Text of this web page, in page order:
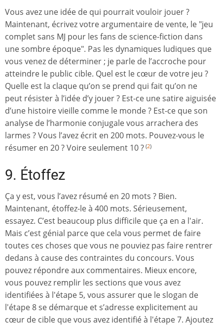
Vous avez une idée de qui pourrait vouloir jouer ?
Maintenant, écrivez votre argumentaire de vente, le "jeu
complet sans MJ pour les fans de science-fiction dans
une sombre époque". Pas les dynamiques ludiques que
vous venez de déterminer ; je parle de l’accroche pour
atteindre le public cible. Quel est le cœur de votre jeu ?
Quelle est la claque qu’on se prend qui fait qu’on ne
peut résister à l’idée d’y jouer ? Est-ce une satire aiguisée
d’une histoire vieille comme le monde ? Est-ce que son
analyse de l’harmonie conjugale vous arrachera des
larmes ? Vous l’avez écrit en 200 mots. Pouvez-vous le
résumer en 20 ? Voire seulement 10 ? (2)
9. Étoffez
Ça y est, vous l’avez résumé en 20 mots ? Bien.
Maintenant, étoffez-le à 400 mots. Sérieusement,
essayez. C’est beaucoup plus difficile que ça en a l'air.
Mais c’est génial parce que cela vous permet de faire
toutes ces choses que vous ne pouviez pas faire rentrer
dedans à cause des contraintes du concours. Vous
pouvez répondre aux commentaires. Mieux encore,
vous pouvez remplir les sections que vous avez
identifiées à l'étape 5, vous assurer que le slogan de
l'étape 8 se démarque et s’adresse explicitement au
cœur de cible que vous avez identifié à l'étape 7. Ajoutez